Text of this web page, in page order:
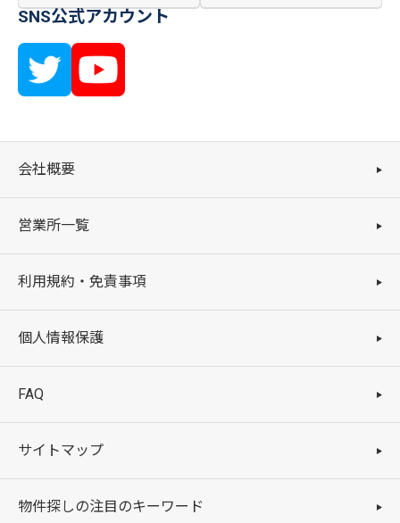
SNS公式アカウント
会社概要
営業所一覧
利用規約・免責事項
個人情報保護
FAQ
サイトマップ
物件探しの注目のキーワード